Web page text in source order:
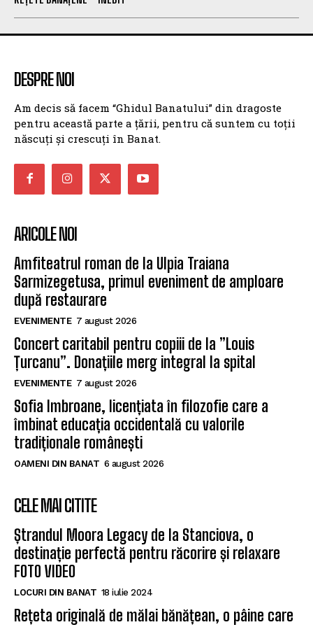
DESPRE NOI
Am decis să facem “Ghidul Banatului” din dragoste
pentru această parte a țării, pentru că suntem cu toții
născuți și crescuți în Banat.
ARICOLE NOI
Amfiteatrul roman de la Ulpia Traiana
Sarmizegetusa, primul eveniment de amploare
după restaurare
EVENIMENTE 7 august 2026
Concert caritabil pentru copiii de la ”Louis
Țurcanu”. Donațiile merg integral la spital
EVENIMENTE 7 august 2026
Sofia Imbroane, licențiata în filozofie care a
îmbinat educația occidentală cu valorile
tradiționale românești
OAMENI DIN BANAT 6 august 2026
CELE MAI CITITE
Ștrandul Moora Legacy de la Stanciova, o
destinație perfectă pentru răcorire și relaxare
FOTO VIDEO
LOCURI DIN BANAT 18 iulie 2024
Rețeta originală de mălai bănățean, o pâine care